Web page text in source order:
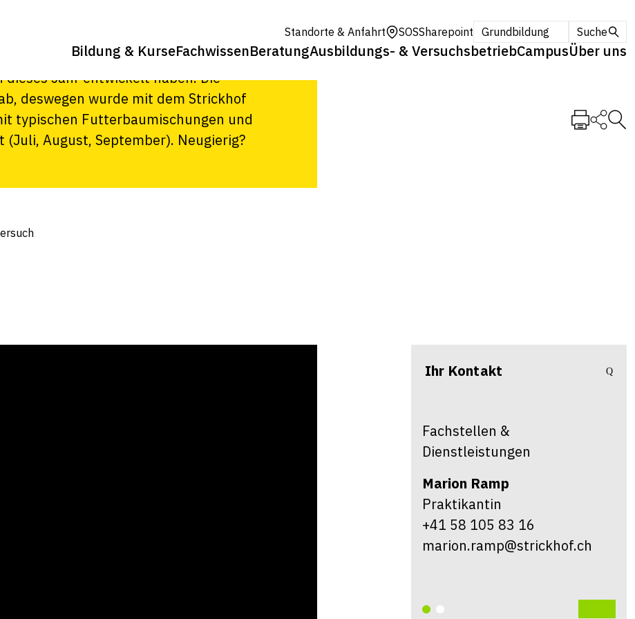
Standorte & Anfahrt SOSSharepoint Grundbildung Suche
Bildung & KurseFachwissenBeratungAusbildungs- & VersuchsbetriebCampusÜber uns
sich unterschiedliche
Jahr entwickelt haben. Die
deswegen wurde mit dem Strickhof
typischen Futterbaumischungen und
August, September). Neugierig?
Ihr Kontakt
Fachstellen &
Dienstleistungen
Marion Ramp
Praktikantin
+41 58 105 83 16
marion.ramp@strickhof.ch